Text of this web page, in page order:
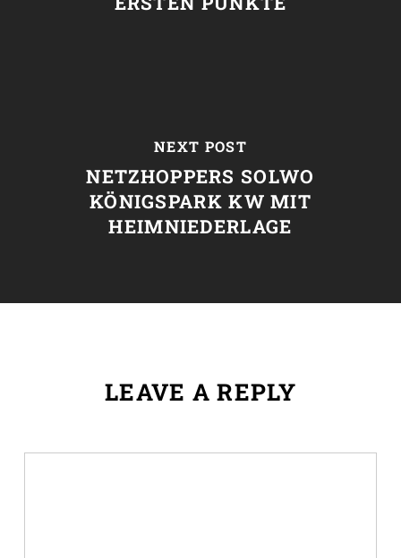
NEXT POST
NETZHOPPERS SOLWO
KÖNIGSPARK KW MIT
HEIMNIEDERLAGE
LEAVE A REPLY